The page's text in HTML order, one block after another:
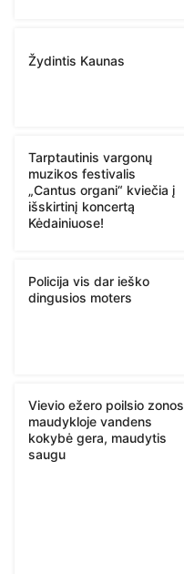
Žydintis Kaunas
Tarptautinis vargonų
muzikos festivalis
„Cantus organi“ kviečia į
išskirtinį koncertą
Kėdainiuose!
Policija vis dar ieško
dingusios moters
Vievio ežero poilsio zonos
maudykloje vandens
kokybė gera, maudytis
saugu